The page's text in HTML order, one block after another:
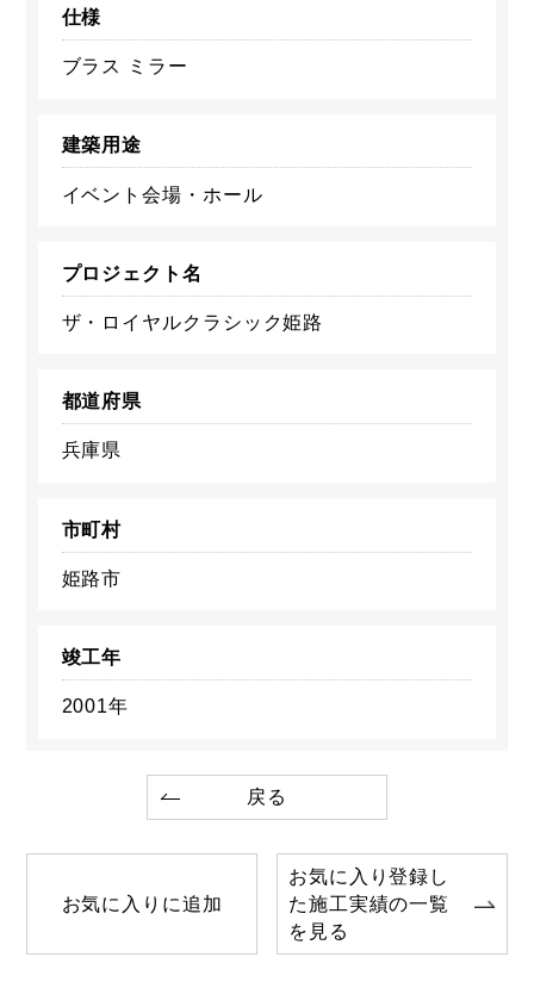
仕様
ブラス ミラー
建築用途
イベント会場・ホール
プロジェクト名
ザ・ロイヤルクラシック姫路
都道府県
兵庫県
市町村
姫路市
竣工年
2001年
戻る
お気に入りに追加
お気に入り登録し
た施工実績の一覧
を見る